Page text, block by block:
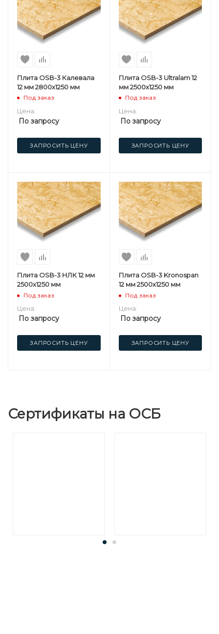
Плита OSB-3 Калевала
12 мм 2800х1250 мм
Под заказ
Цена:
По запросу
ЗАПРОСИТЬ ЦЕНУ
Плита OSB-3 Ultralam 12
мм 2500х1250 мм
Под заказ
Цена:
По запросу
ЗАПРОСИТЬ ЦЕНУ
Плита OSB-3 НЛК 12 мм
2500х1250 мм
Под заказ
Цена:
По запросу
ЗАПРОСИТЬ ЦЕНУ
Плита OSB-3 Kronospan
12 мм 2500х1250 мм
Под заказ
Цена:
По запросу
ЗАПРОСИТЬ ЦЕНУ
Сертификаты на ОСБ